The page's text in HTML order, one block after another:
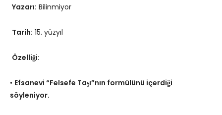
Yazarı: Bilinmiyor
Tarih: 15. yüzyıl
Özelliği:
• Efsanevi “Felsefe Taşı”nın formülünü içerdiği
söyleniyor.